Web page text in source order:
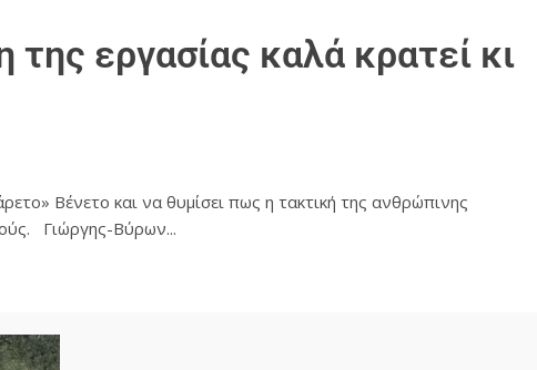
της εργασίας καλά κρατεί κι
Βένετο και να θυμίσει πως η τακτική της ανθρώπινης
Γιώργης-Βύρων...